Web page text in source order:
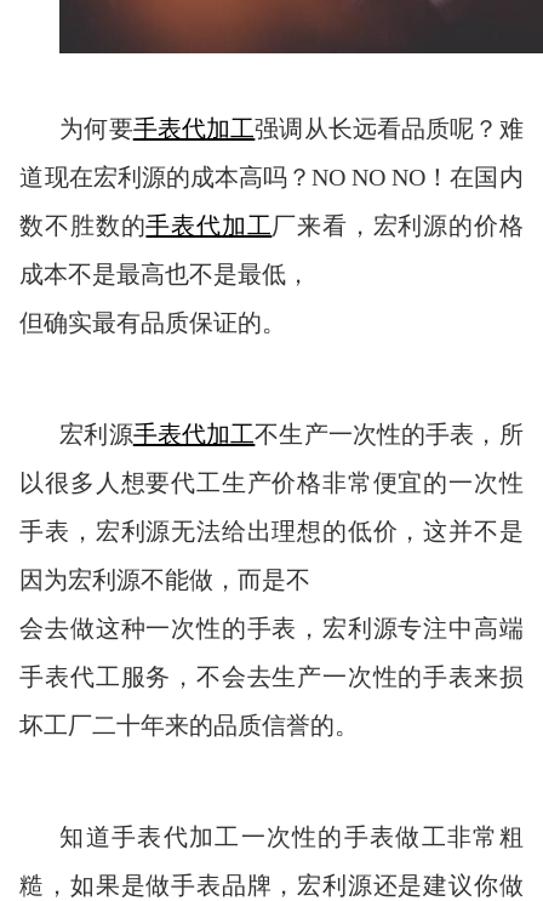
为何要手表代加工强调从长远看品质呢？难
道现在宏利源的成本高吗？NO NO NO！在国内
数不胜数的手表代加工厂来看，宏利源的价格
成本不是最高也不是最低，
但确实最有品质保证的。
宏利源手表代加工不生产一次性的手表，所
以很多人想要代工生产价格非常便宜的一次性
手表，宏利源无法给出理想的低价，这并不是
因为宏利源不能做，而是不
会去做这种一次性的手表，宏利源专注中高端
手表代工服务，不会去生产一次性的手表来损
坏工厂二十年来的品质信誉的。
知道手表代加工一次性的手表做工非常粗
糙，如果是做手表品牌，宏利源还是建议你做